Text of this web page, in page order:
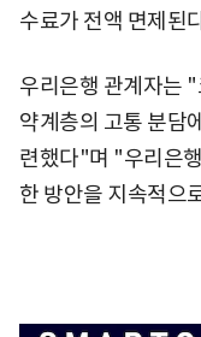
수료가 전액 면제된
우리은행 관계자는
약계층의 고통 분담
련했다"며 "우리은
한 방안을 지속적으